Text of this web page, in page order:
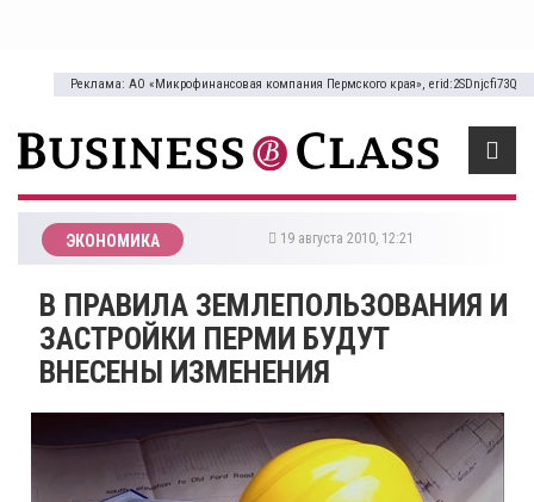
Реклама: АО «Микрофинансовая компания Пермского края», erid:2SDnjcfi73Q
ЭКОНОМИКА 19 августа 2010, 12:21
В ПРАВИЛА ЗЕМЛЕПОЛЬЗОВАНИЯ И
ЗАСТРОЙКИ ПЕРМИ БУДУТ
ВНЕСЕНЫ ИЗМЕНЕНИЯ